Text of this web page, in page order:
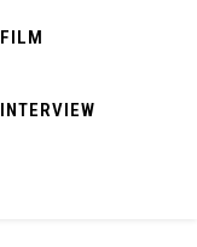
FILM
INTERVIEW